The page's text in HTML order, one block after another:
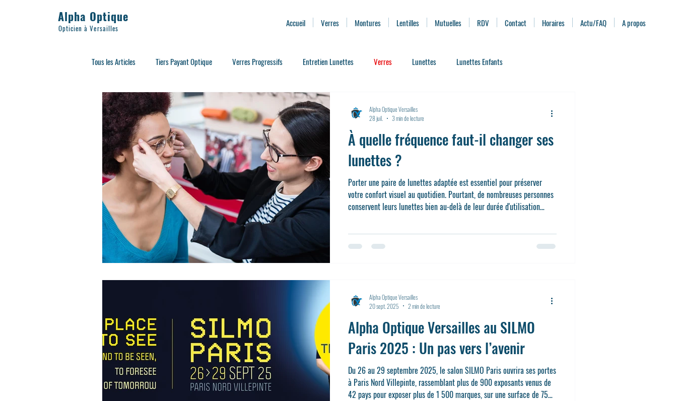
Alpha Optique
Opticien à Versailles Accueil Verres Montures Lentilles Mutuelles RDV Contact Horaires Actu/FAQ A propos
Tous les Articles Tiers Payant Optique Verres Progressifs Entretien Lunettes Verres Lunettes Lunettes Enfants
Lunettes Adultes Sport Presbytie
Lunettes de Soleil Lunettes d'éclipses Où trouver des Lunettes d'éclipse Remboursement Optique Clips solaire et Clips de conduite
À quelle fréquence faut-il changer ses
lunettes ?
Porter une paire de lunettes adaptée est essentiel pour préserver
votre confort visuel au quotidien. Pourtant, de nombreuses personnes
conservent leurs lunettes bien au-delà de leur durée d'utilisation
lunettes ? La réponse dépend de plusieurs facteurs : l'évolution de
votre vue, l'état de vos montures et de vos verres, mais aussi de vos
Alpha Optique Versailles
28 juil.
3 min de lecture
Alpha Optique Versailles au SILMO
Paris 2025 : Un pas vers l’avenir
Du 26 au 29 septembre 2025, le salon SILMO Paris ouvrira ses portes
à Paris Nord Villepinte, rassemblant plus de 900 exposants venus de
42 pays pour exposer plus de 1 500 marques, sur une surface de 75
Alpha Optique Versailles
20 sept. 2025
2 min de lecture